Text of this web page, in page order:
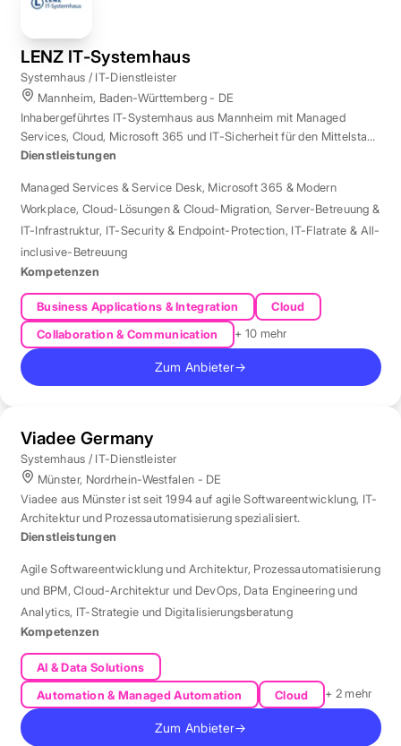
LENZ IT-Systemhaus
Systemhaus / IT-Dienstleister
Mannheim, Baden-Württemberg - DE
Inhabergeführtes IT-Systemhaus aus Mannheim mit Managed
Services, Cloud, Microsoft 365 und IT-Sicherheit für den Mittelstand
der Region Rhein-Neckar.
Dienstleistungen
Managed Services & Service Desk, Microsoft 365 & Modern
Workplace, Cloud-Lösungen & Cloud-Migration, Server-Betreuung &
IT-Infrastruktur, IT-Security & Endpoint-Protection, IT-Flatrate & All-
inclusive-Betreuung
Kompetenzen
Business Applications & Integration
Cloud
Collaboration & Communication
+ 10 mehr
Zum Anbieter→
Viadee Germany
Systemhaus / IT-Dienstleister
Münster, Nordrhein-Westfalen - DE
Viadee aus Münster ist seit 1994 auf agile Softwareentwicklung, IT-
Architektur und Prozessautomatisierung spezialisiert.
Dienstleistungen
Agile Softwareentwicklung und Architektur, Prozessautomatisierung
und BPM,Cloud-Architektur und DevOps, Data Engineering und
Analytics, IT-Strategie und Digitalisierungsberatung
Kompetenzen
AI & Data Solutions
Automation & Managed Automation
Cloud + 2 mehr
Zum Anbieter→